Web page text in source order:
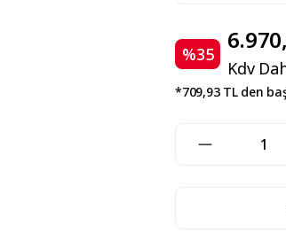
%35
Kdv
*709,93 TL den